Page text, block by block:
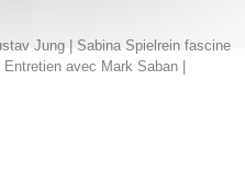
Jung | Sabina Spielrein fascine
avec Mark Saban |